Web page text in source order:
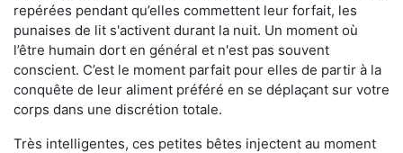
repérées pendant qu’elles commettent leur forfait, les
punaises de lit s'activent durant la nuit. Un moment où
l’être humain dort en général et n'est pas souvent
conscient. C’est le moment parfait pour elles de partir à la
conquête de leur aliment préféré en se déplaçant sur votre
corps dans une discrétion totale.
Très intelligentes, ces petites bêtes injectent au moment